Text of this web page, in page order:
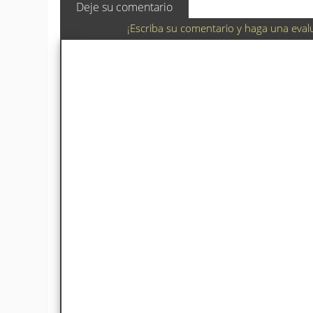
Deje su comentario
¡Escriba su comentario y haga una